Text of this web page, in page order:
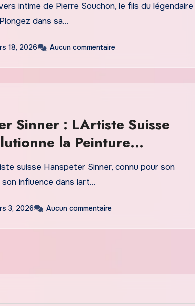
intime de Pierre Souchon, le fils du légendaire
dans sa…
18, 2026 Aucun commentaire
Sinner : LArtiste Suisse
la Peinture
suisse Hanspeter Sinner, connu pour son
influence dans lart…
3, 2026 Aucun commentaire